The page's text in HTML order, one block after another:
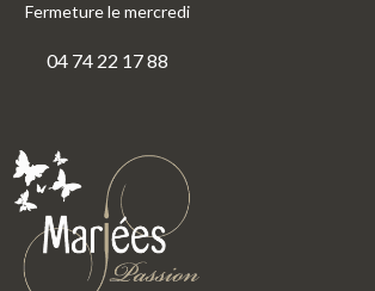
Fermeture le mercredi
04 74 22 17 88